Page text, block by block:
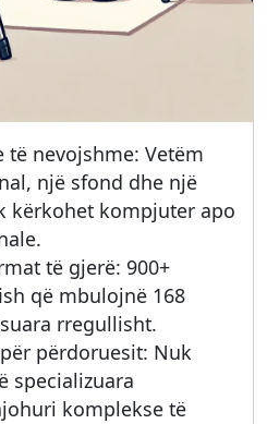
nevojshme: Vetëm
një sfond dhe një
kërkohet kompjuter apo
të gjerë: 900+
që mbulojnë 168
rregullisht.
përdoruesit: Nuk
specializuara
komplekse të